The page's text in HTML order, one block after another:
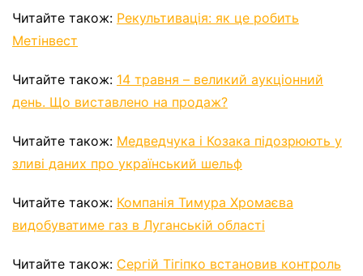
Читайте також: Рекультивація: як це робить
Метінвест
Читайте також: 14 травня – великий аукціонний
день. Що виставлено на продаж?
Читайте також: Медведчука і Козака підозрюють у
зливі даних про український шельф
Читайте також: Компанія Тимура Хромаєва
видобуватиме газ в Луганській області
Читайте також: Сергій Тігіпко встановив контроль